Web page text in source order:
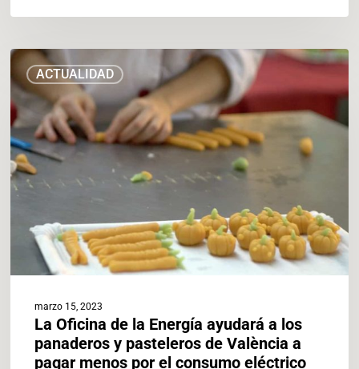
ACTUALIDAD
La
Oficina
de
la
Energía
ayudará
a
los
pasteleros
València
menos
marzo 15, 2023
La Oficina de la Energía ayudará a los
panaderos y pasteleros de València a
pagar menos por el consumo eléctrico